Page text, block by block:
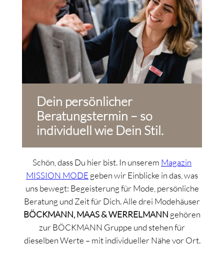
Dein persönlicher
Beratungstermin – so
individuell wie Dein Stil.
Schön, dass Du hier bist. In unserem Magazin
MISSION MODE geben wir Einblicke in das, was
uns bewegt: Begeisterung für Mode, persönliche
Beratung und Zeit für Dich. Alle drei Modehäuser
BÖCKMANN, MAAS & WERRELMANN gehören
zur BÖCKMANN Gruppe und stehen für
dieselben Werte – mit individueller Nähe vor Ort.